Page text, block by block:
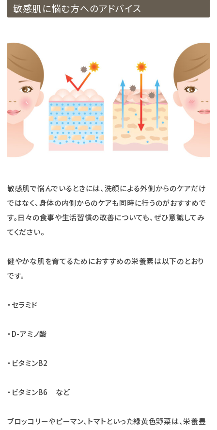
敏感肌に悩む方へのアドバイス
敏感肌で悩んでいるときには、洗顔による外側からのケアだけ
ではなく、身体の内側からのケアも同時に行うのがおすすめで
す。日々の食事や生活習慣の改善についても、ぜひ意識してみ
てください。
健やかな肌を育てるためにおすすめの栄養素は以下のとおり
です。
・セラミド
・D-アミノ酸
・ビタミンB2
・ビタミンB6 など
ブロッコリーやピーマン、トマトといった緑黄色野菜は、栄養豊